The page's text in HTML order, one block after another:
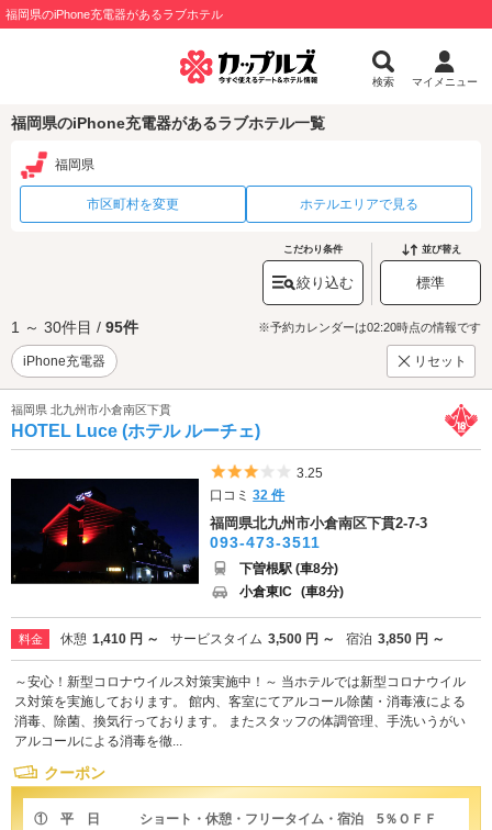
福岡県のiPhone充電器があるラブホテル
検索 マイメニュー
福岡県のiPhone充電器があるラブホテル一覧
福岡県
市区町村を変更 ホテルエリアで見る
こだわり条件
絞り込む
並び替え
標準
1 ～ 30件目 / 95件 ※予約カレンダーは02:20時点の情報です
iPhone充電器 リセット
福岡県 北九州市小倉南区下貫
HOTEL Luce (ホテル ルーチェ)
5つ星のうち3
3.25
口コミ32 件
福岡県北九州市小倉南区下貫2-7-3
093-473-3511
下曽根駅 (車8分)
小倉東IC (車8分)
料金 休憩 1,410 円 ～ サービスタイム 3,500 円 ～ 宿泊 3,850 円 ～
～安心！新型コロナウイルス対策実施中！～ 当ホテルでは新型コロナウイル
ス対策を実施しております。 館内、客室にてアルコール除菌・消毒液による
消毒、除菌、換気行っております。 またスタッフの体調管理、手洗いうがい
アルコールによる消毒を徹...
クーポン
① 平 日 ショート・休憩・フリータイム・宿泊 5％ＯＦＦ